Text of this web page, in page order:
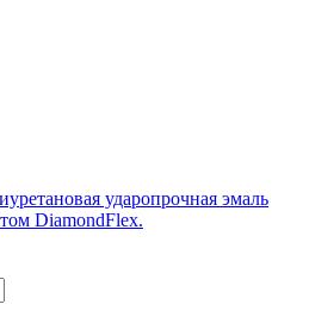
ударопрочная эмаль
DiamondFlex.